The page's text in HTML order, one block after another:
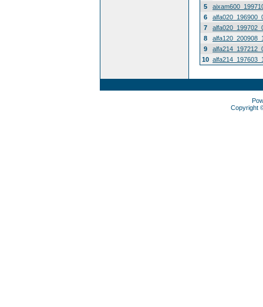
5
6
7
8
9
10
Copyright